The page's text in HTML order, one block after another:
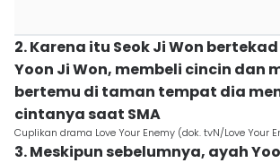
2. Karena itu Seok Ji Won
Yoon Ji Won, membeli cincin dan
bertemu di taman tempat dia
cintanya saat SMA
Cuplikan drama Love Your Enemy (dok. tvN/Love Your
3. Meskipun sebelumnya, ayah